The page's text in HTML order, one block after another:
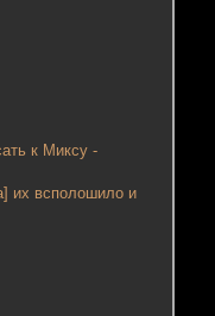
к Миксу -
их всполошило и